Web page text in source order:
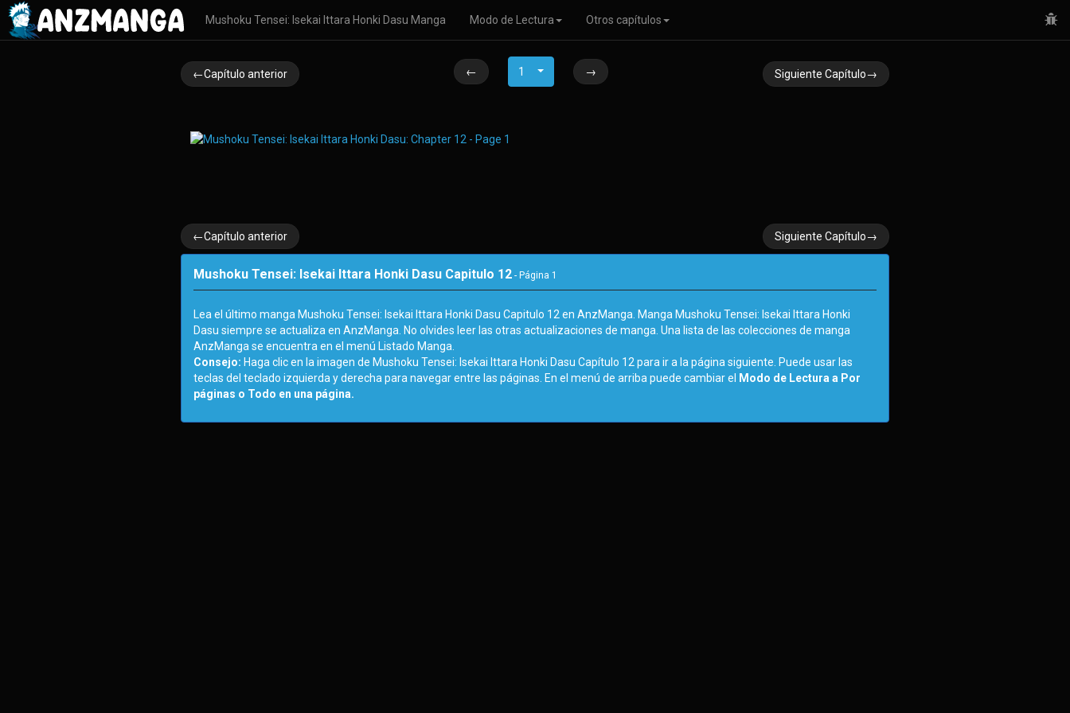
Mushoku Tensei: Isekai Ittara Honki Dasu Manga Modo de Lectura Otros capítulos
←Capítulo anterior Siguiente Capítulo→
← 1 →
←Capítulo anterior Siguiente Capítulo→
Mushoku Tensei: Isekai Ittara Honki Dasu Capitulo 12 - Página 1
Lea el último manga Mushoku Tensei: Isekai Ittara Honki Dasu Capitulo 12 en AnzManga. Manga Mushoku Tensei: Isekai Ittara Honki
Dasu siempre se actualiza en AnzManga. No olvides leer las otras actualizaciones de manga. Una lista de las colecciones de manga
AnzManga se encuentra en el menú Listado Manga.
Consejo: Haga clic en la imagen de Mushoku Tensei: Isekai Ittara Honki Dasu Capítulo 12 para ir a la página siguiente. Puede usar las
teclas del teclado izquierda y derecha para navegar entre las páginas. En el menú de arriba puede cambiar el
Modo de Lectura a Por
páginas o Todo en una página.